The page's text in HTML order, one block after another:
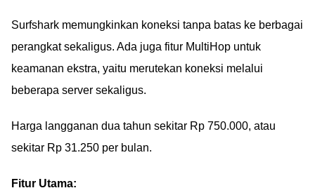
Surfshark memungkinkan koneksi tanpa batas ke berbagai
perangkat sekaligus. Ada juga fitur MultiHop untuk
keamanan ekstra, yaitu merutekan koneksi melalui
beberapa server sekaligus.
Harga langganan dua tahun sekitar Rp 750.000, atau
sekitar Rp 31.250 per bulan.
Fitur Utama: